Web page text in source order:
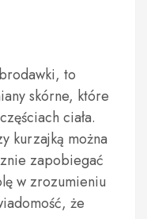
to
skórne, które
ciała.
kurzajką można
zapobiegać
w zrozumieniu
że